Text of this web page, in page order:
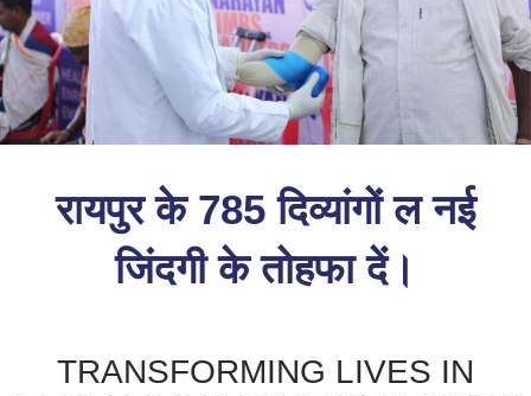
रायपुर के 785 दिव्यांगों ल नई
जिंदगी के तोहफा दें।
TRANSFORMING LIVES IN